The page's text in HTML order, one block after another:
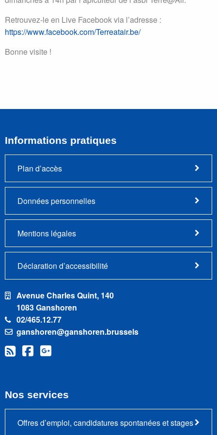
Retrouvez-le en Live Facebook via l’adresse :
https://www.facebook.com/Terreatair.be/
Bonne visite !
Informations pratiques
Plan d’accès
Données personnelles
Mentions légales
Déclaration d’accessibilité
Avenue Charles Quint, 140
1083 Ganshoren
02/465.12.77
ganshoren@ganshoren.brussels
Nos services
Offres d’emploi, candidatures spontanées et stages